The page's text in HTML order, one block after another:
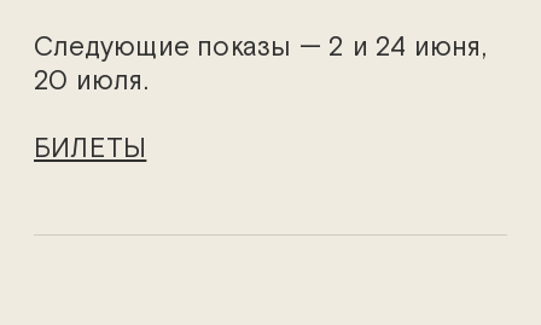
Следующие показы — 2 и 24 июня,
20 июля.
БИЛЕТЫ